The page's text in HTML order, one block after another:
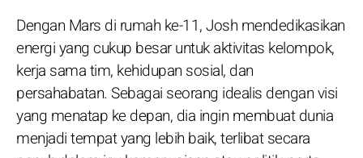
Dengan Mars di rumah ke-11, Josh mendedikasikan
energi yang cukup besar untuk aktivitas kelompok,
kerja sama tim, kehidupan sosial, dan
persahabatan. Sebagai seorang idealis dengan visi
yang menatap ke depan, dia ingin membuat dunia
menjadi tempat yang lebih baik, terlibat secara